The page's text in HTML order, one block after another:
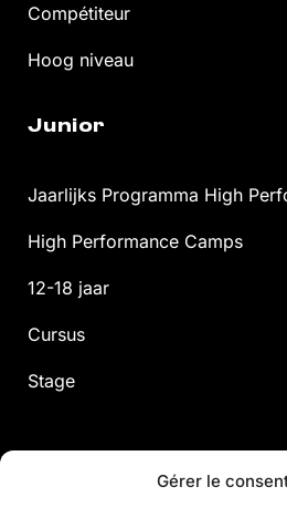
Gérer le
Compétiteur
Hoog niveau
Junior
Jaarlijks Programma High
High Performance Camps
12-18 jaar
Cursus
Stage